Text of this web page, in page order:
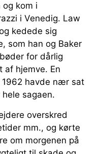
kom i
i Venedig. Law
kedede sig
som han og Baker
for dårlig
af hjemve. En
havde nær sat
sagaen.
overskred
mm., og kørte
om morgenen på